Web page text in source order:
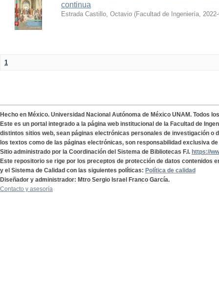
continua
Estrada Castillo, Octavio (Facultad de Ingeniería,
1
Hecho en México. Universidad Nacional Autónoma de México UNAM. Todos
Este es un portal integrado a la página web institucional de la Facultad de
distintos sitios web, sean páginas electrónicas personales de investigación o
los textos como de las páginas electrónicas, son responsabilidad exclusiva
Sitio administrado por la Coordinación del Sistema de Bibliotecas F.I. https://
Este repositorio se rige por los preceptos de protección de datos contenidos
y el Sistema de Calidad con las siguientes políticas: Política de calidad
Diseñador y administrador: Mtro Sergio Israel Franco García.
Contacto y asesoría